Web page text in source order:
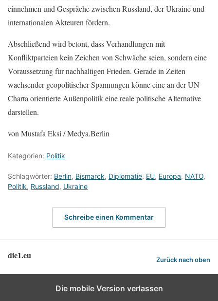
einnehmen und Gespräche zwischen Russland, der Ukraine und
internationalen Akteuren fördern.
Abschließend wird betont, dass Verhandlungen mit
Konfliktparteien kein Zeichen von Schwäche seien, sondern eine
Voraussetzung für nachhaltigen Frieden. Gerade in Zeiten
wachsender geopolitischer Spannungen könne eine an der UN-
Charta orientierte Außenpolitik eine reale politische Alternative
darstellen.
von Mustafa Eksi / Medya.Berlin
Kategorien: Politik
Schlagwörter: Berlin, Bismarck, Diplomatie, EU, Europa, NATO,
Politik, Russland, Ukraine
Schreibe einen Kommentar
die1.eu Zurück nach oben
Die mobile Version verlassen